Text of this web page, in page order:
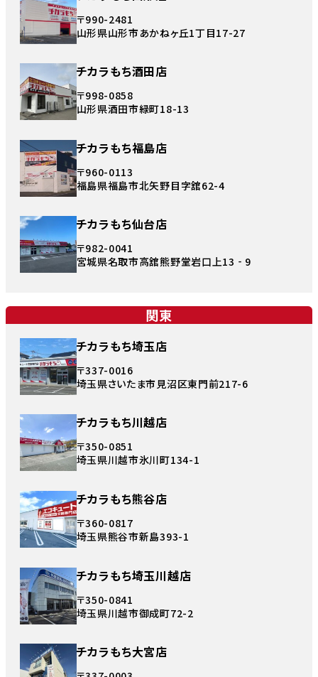
〒990-2481
山形県山形市あかねヶ丘1丁目17-27
チカラもち酒田店
〒998-0858
山形県酒田市緑町18-13
チカラもち福島店
〒960-0113
福島県福島市北矢野目字舘62-4
チカラもち仙台店
〒982-0041
宮城県名取市高舘熊野堂岩口上13‐9
関東
チカラもち埼玉店
〒337-0016
埼玉県さいたま市見沼区東門前217-6
チカラもち川越店
〒350-0851
埼玉県川越市氷川町134-1
チカラもち熊谷店
〒360-0817
埼玉県熊谷市新島393-1
チカラもち埼玉川越店
〒350-0841
埼玉県川越市御成町72-2
チカラもち大宮店